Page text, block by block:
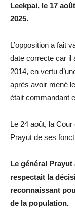
Leekpai, le 17
2025.
L’opposition a fait
date correcte car il
2014, en vertu
après avoir mené
était commandant
Le 24 août, la
Prayut de ses
Le général
respectait la
reconnaissant
de la population.